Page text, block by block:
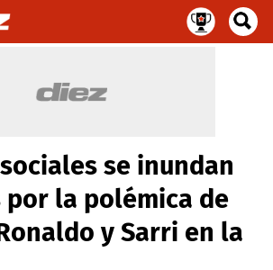
se inundan
por la polémica de
y Sarri en la